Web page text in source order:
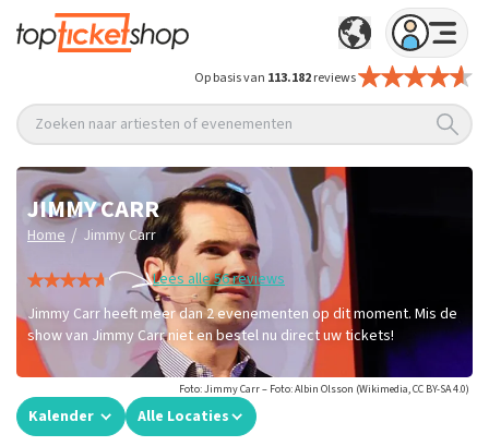
Op basis van 113.182reviews
Zoeken naar artiesten of evenementen
JIMMY CARR
Home / Jimmy Carr
Lees alle 56 reviews
Jimmy Carr heeft meer dan 2 evenementen op dit moment. Mis de
show van Jimmy Carr niet en bestel nu direct uw tickets!
Foto: Jimmy Carr – Foto: Albin Olsson (Wikimedia, CC BY-SA 4.0)
Kalender Alle Locaties